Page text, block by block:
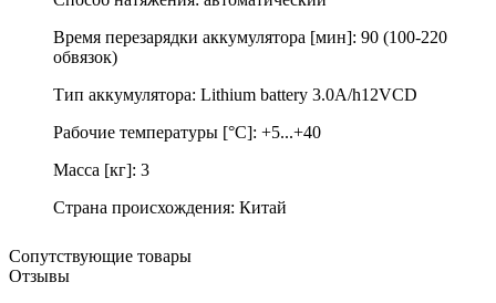
Время перезарядки аккумулятора [мин]: 90 (100-220
обвязок)
Тип аккумулятора: Lithium battery 3.0A/h12VCD
Рабочие температуры [°С]: +5...+40
Масса [кг]: 3
Страна происхождения: Китай
Сопутствующие товары
Отзывы